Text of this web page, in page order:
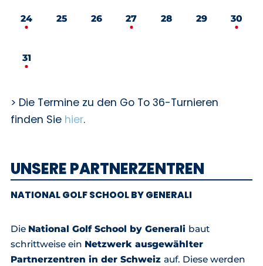
24 25 26 27 28 29 30
31
> Die Termine zu den Go To 36-Turnieren
finden Sie hier.
UNSERE PARTNERZENTREN
NATIONAL GOLF SCHOOL BY GENERALI
Die National Golf School by Generali baut
schrittweise ein Netzwerk ausgewählter
Partnerzentren in der Schweiz auf. Diese werden